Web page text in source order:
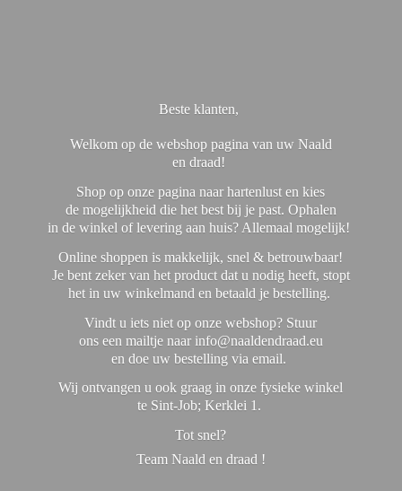
Beste klanten,
Welkom op de webshop pagina van uw Naald
en draad!
Shop op onze pagina naar hartenlust en kies
de mogelijkheid die het best bij je past. Ophalen
in de winkel of levering aan huis? Allemaal mogelijk!
Online shoppen is makkelijk, snel & betrouwbaar!
Je bent zeker van het product dat u nodig heeft, stopt
het in uw winkelmand en betaald je bestelling.
Vindt u iets niet op onze webshop? Stuur
ons een mailtje naar info@naaldendraad.eu
en doe uw bestelling via email.
Wij ontvangen u ook graag in onze fysieke winkel
te Sint-Job; Kerklei 1.
Tot snel?
Team Naald en draad !